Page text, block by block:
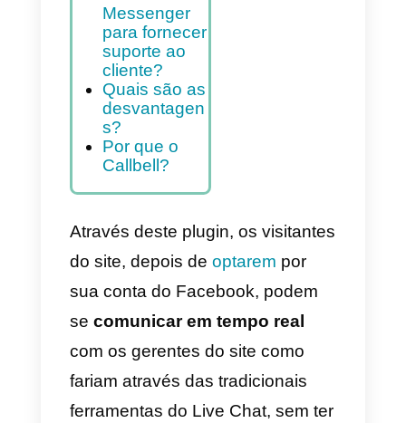
Quais são as
principais
vantagens
de usar o
Messenger
Chat?
Por que usar
o Facebook
Messenger
para fornecer
suporte ao
cliente?
Quais são as
desvantagen
s?
Por que o
Callbell?